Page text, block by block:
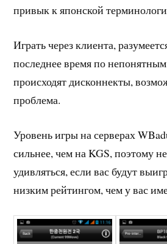
привык к японской
Играть через клиента,
последнее время по
происходят дисконнекты,
проблема.
Уровень игры на серверах
сильнее, чем на KGS, поэтому
удивляться, если вас будут
низким рейтингом, чем у вас